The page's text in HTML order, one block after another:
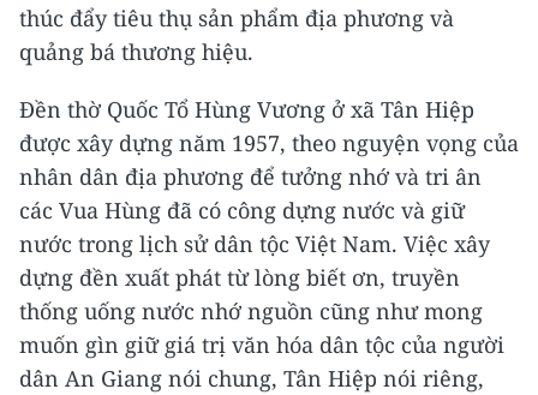
thúc đẩy tiêu thụ sản phẩm địa phương và
quảng bá thương hiệu.
Đền thờ Quốc Tổ Hùng Vương ở xã Tân Hiệp
được xây dựng năm 1957, theo nguyện vọng của
nhân dân địa phương để tưởng nhớ và tri ân
các Vua Hùng đã có công dựng nước và giữ
nước trong lịch sử dân tộc Việt Nam. Việc xây
dựng đền xuất phát từ lòng biết ơn, truyền
thống uống nước nhớ nguồn cũng như mong
muốn gìn giữ giá trị văn hóa dân tộc của người
dân An Giang nói chung, Tân Hiệp nói riêng,